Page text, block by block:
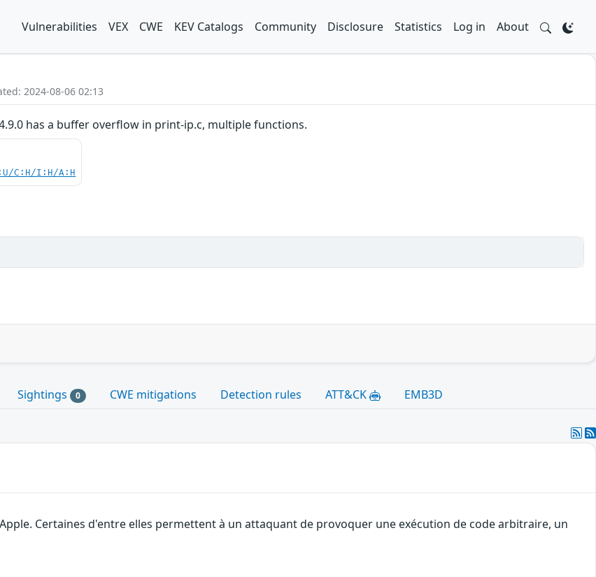
Vulnerabilities VEX CWE KEV Catalogs Community Disclosure Statistics Log in About
2024-08-06 02:13
has a buffer overflow in print-ip.c, multiple functions.
C:H/I:H/A:H
Sightings 0 CWE mitigations Detection rules ATT&CK EMB3D
Certaines d'entre elles permettent à un attaquant de provoquer une exécution de code arbitraire, un